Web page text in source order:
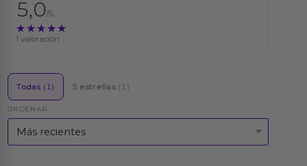
5,0/5
★★★★★
★★★★★
1 valoración
Todas (1) 5 estrellas (1)
ORDENAR